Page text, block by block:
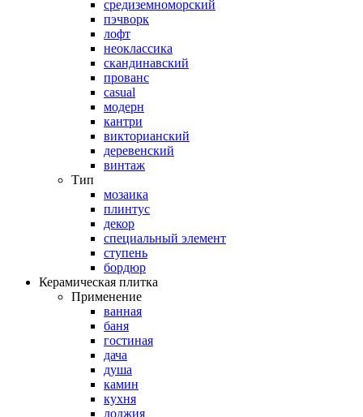
средиземноморский
пэчворк
лофт
неоклассика
скандинавский
прованс
casual
модерн
кантри
викторианский
деревенский
винтаж
Тип
мозаика
плинтус
декор
специальный элемент
ступень
бордюр
Керамическая плитка
Применение
ванная
баня
гостиная
дача
душа
камин
кухня
лоджия